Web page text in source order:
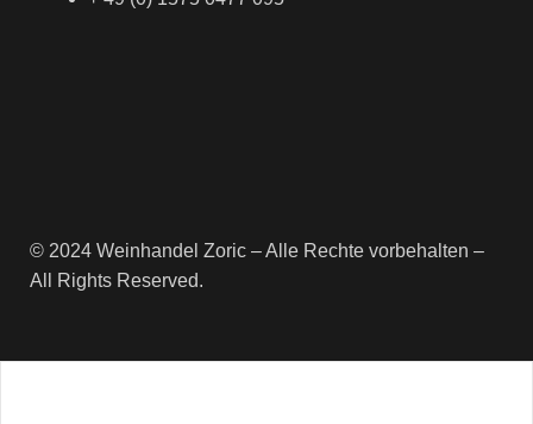
© 2024 Weinhandel Zoric – Alle Rechte vorbehalten –
All Rights Reserved.